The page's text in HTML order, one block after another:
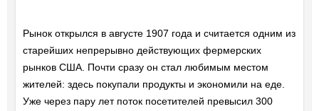
Рынок открылся в августе 1907 года и считается одним из
старейших непрерывно действующих фермерских
рынков США. Почти сразу он стал любимым местом
жителей: здесь покупали продукты и экономили на еде.
Уже через пару лет поток посетителей превысил 300